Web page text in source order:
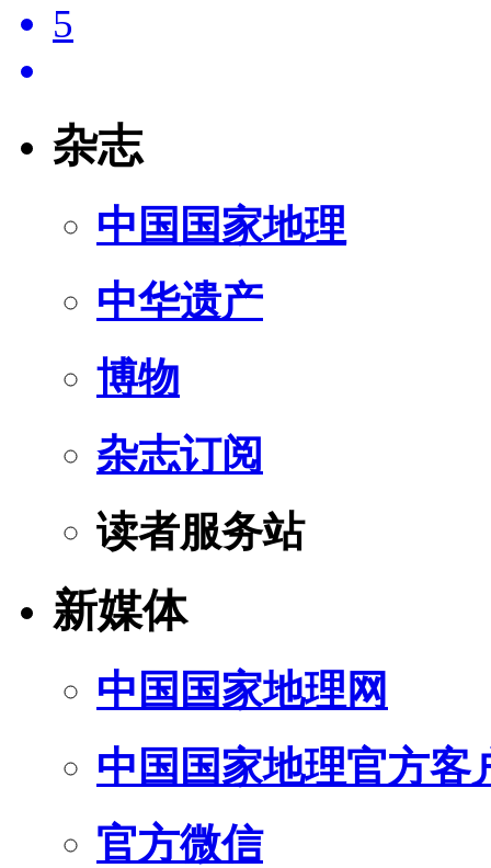
5
杂志
中国国家地理
中华遗产
博物
杂志订阅
读者服务站
新媒体
中国国家地理网
中国国家地理官方客
官方微信